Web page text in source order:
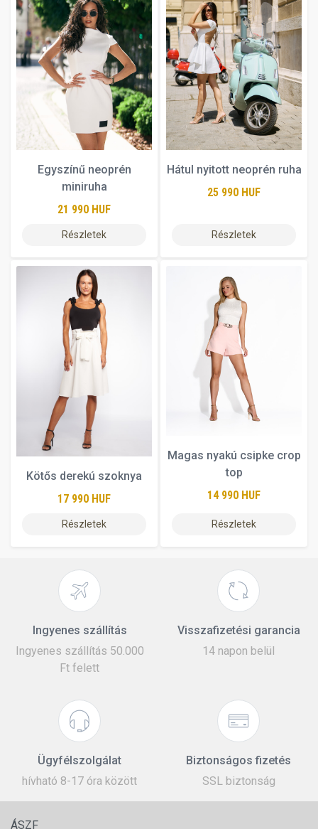
Egyszínű neoprén
miniruha
21 990 HUF
Részletek
Hátul nyitott neoprén ruha
25 990 HUF
Részletek
Kötős derekú szoknya
17 990 HUF
Részletek
Magas nyakú csipke crop
top
14 990 HUF
Részletek
Ingyenes szállítás
Ingyenes szállítás 50.000
Ft felett
Visszafizetési garancia
14 napon belül
Ügyfélszolgálat
hívható 8-17 óra között
Biztonságos fizetés
SSL biztonság
ÁSZF